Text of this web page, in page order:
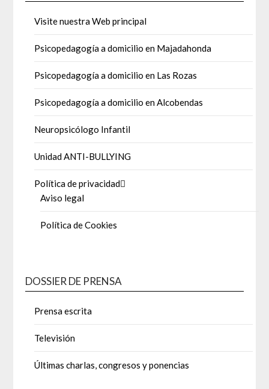
Visite nuestra Web principal
Psicopedagogía a domicilio en Majadahonda
Psicopedagogía a domicilio en Las Rozas
Psicopedagogía a domicilio en Alcobendas
Neuropsicólogo Infantil
Unidad ANTI-BULLYING
Política de privacidad
Aviso legal
Política de Cookies
DOSSIER DE PRENSA
Prensa escrita
Televisión
Últimas charlas, congresos y ponencias